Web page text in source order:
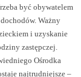
być obywatelem
Ważny
i uzyskanie
zastępczej.
Ośrodka
najtrudniejsze –